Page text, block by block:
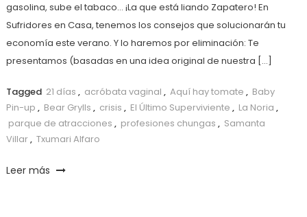
gasolina, sube el tabaco… ¡La que está liando Zapatero! En
Sufridores en Casa, tenemos los consejos que solucionarán tu
economía este verano. Y lo haremos por eliminación: Te
presentamos (basadas en una idea original de nuestra […]
Tagged 21 días , acróbata vaginal , Aquí hay tomate , Baby
Pin-up , Bear Grylls , crisis , El Último Superviviente , La Noria ,
parque de atracciones , profesiones chungas , Samanta
Villar, Txumari Alfaro
Leer más